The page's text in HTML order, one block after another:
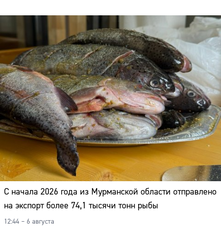
С начала 2026 года из Мурманской области отправлено
на экспорт более 74,1 тысячи тонн рыбы
12:44 – 6 августа